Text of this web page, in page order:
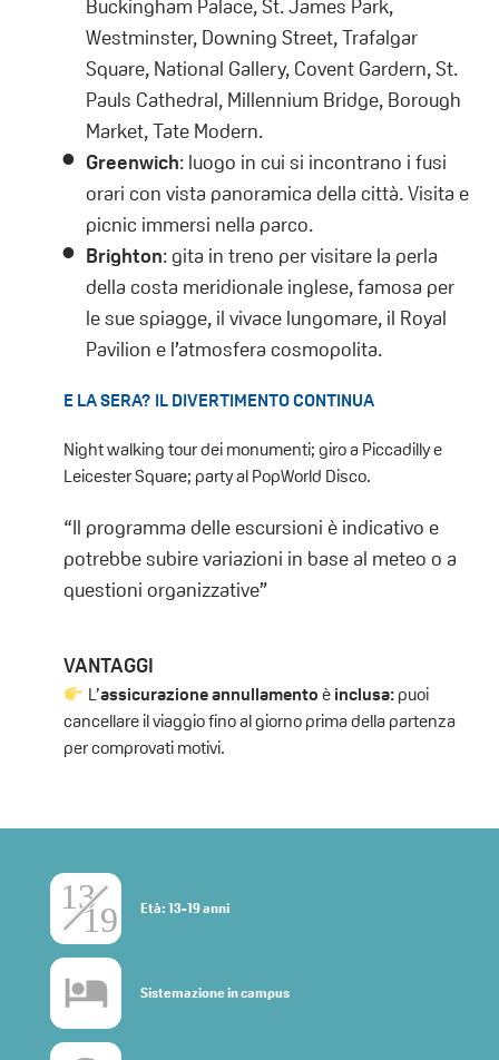
Buckingham Palace, St. James Park,
Westminster, Downing Street, Trafalgar
Square, National Gallery, Covent Gardern, St.
Pauls Cathedral, Millennium Bridge, Borough
Market, Tate Modern.
Greenwich: luogo in cui si incontrano i fusi
orari con vista panoramica della città. Visita e
picnic immersi nella parco.
Brighton: gita in treno per visitare la perla
della costa meridionale inglese, famosa per
le sue spiagge, il vivace lungomare, il Royal
Pavilion e l’atmosfera cosmopolita.
E LA SERA? IL DIVERTIMENTO CONTINUA
Night walking tour dei monumenti; giro a Piccadilly e
Leicester Square; party al PopWorld Disco.
“Il programma delle escursioni è indicativo e
potrebbe subire variazioni in base al meteo o a
questioni organizzative”
VANTAGGI
L’assicurazione annullamentoèinclusa:puoi
cancellare il viaggio fino al giorno prima della partenza
per comprovati motivi.
Età: 13-19 anni
Sistemazione in campus